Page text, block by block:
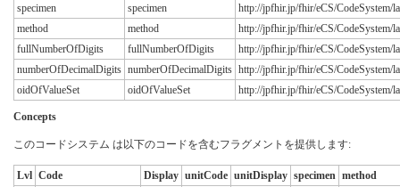
specimen
specimen
http://jpfhir.jp/fhir/eCS/CodeSystem/
method
method
http://jpfhir.jp/fhir/eCS/CodeSystem/
fullNumberOfDigits
fullNumberOfDigits
http://jpfhir.jp/fhir/eCS/
numberOfDecimalDigits numberOfDecimalDigits http://jpfhir.jp/fhir/eCS/CodeSystem/
oidOfValueSet
oidOfValueSet http://jpfhir.jp/fhir/eCS/CodeSystem/
Concepts
このコードシステム は以下のコードを含むフラグメントを提供します:
Lvl Code Display unitCode unitDisplay specimen method